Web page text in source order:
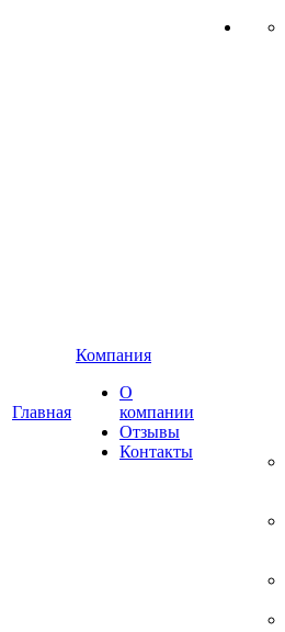
Главная
Компания
О
компании
Отзывы
Контакты